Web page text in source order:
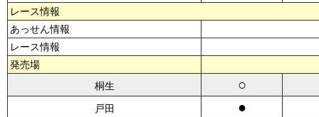
レース情報
あっせん情報
レース情報
発売場
桐生
○
戸田 ●